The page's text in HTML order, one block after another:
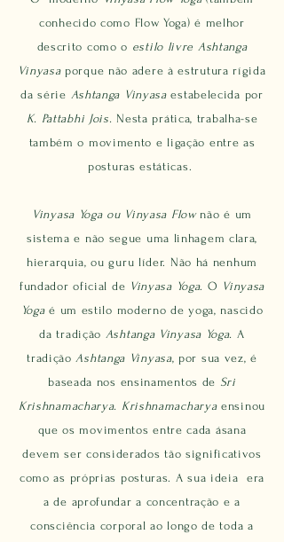
conhecido como Flow Yoga) é melhor
descrito como o estilo livre Ashtanga
Vinyasaporque não adere à estrutura rígida
da série Ashtanga Vinyasaestabelecida por
K. Pattabhi Jois. Nesta prática, trabalha-se
também o movimento e ligação entre as
posturas estáticas.
Vinyasa Yoga ou Vinyasa Flownão é um
sistema e não segue uma linhagem clara,
hierarquia, ou guru líder. Não há nenhum
fundador oficial de Vinyasa Yoga. O Vinyasa
Yogaé um estilo moderno de yoga, nascido
da tradição Ashtanga Vinyasa Yoga. A
tradiçãoAshtanga Vinyasa, por sua vez, é
baseada nos ensinamentos de Sri
Krishnamacharya. Krishnamacharyaensinou
que os movimentos entre cada ásana
devem ser considerados tão significativos
como as próprias posturas. A sua ideia era
a de aprofundar a concentração e a
consciência corporal ao longo de toda a